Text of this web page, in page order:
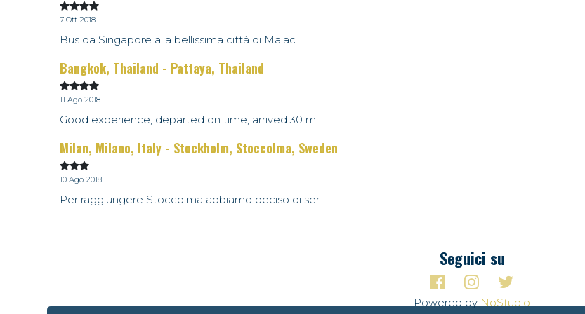
7 Ott 2018
Bus da Singapore alla bellissima città di Malac...
Bangkok, Thailand - Pattaya, Thailand
11 Ago 2018
Good experience, departed on time, arrived 30 m...
Milan, Milano, Italy - Stockholm, Stoccolma, Sweden
10 Ago 2018
Per raggiungere Stoccolma abbiamo deciso di ser...
Seguici su
Powered by NoStudio